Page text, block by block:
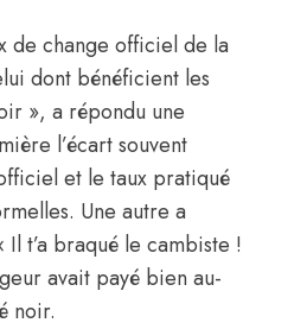
de change officiel de la
dont bénéficient les
», a répondu une
l’écart souvent
et le taux pratiqué
Une autre a
t’a braqué le cambiste !
avait payé bien au-
noir.